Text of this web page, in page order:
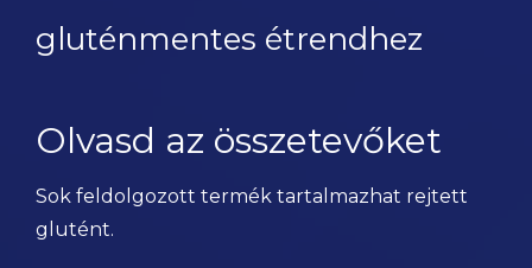
gluténmentes étrendhez
Olvasd az összetevőket
Sok feldolgozott termék tartalmazhat rejtett
glutént.